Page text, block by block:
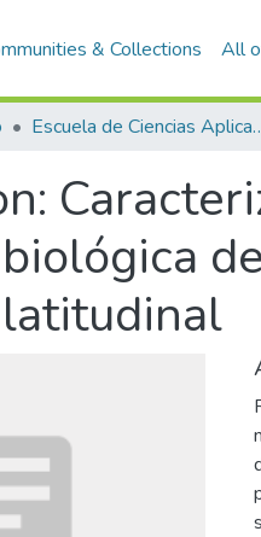
& Collections All
Escuela de